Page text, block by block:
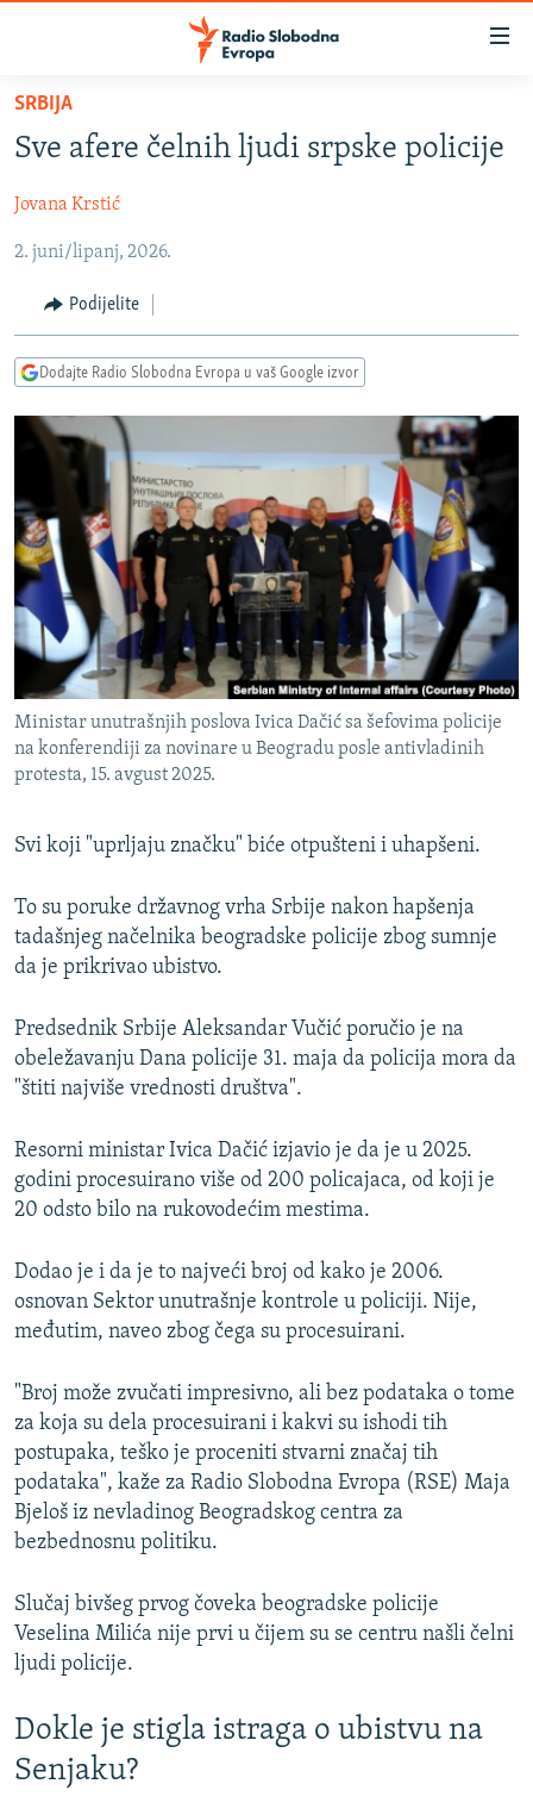
Pređite
glavni
Pređite
na
navigaciju
Pređite
na
pretragu
SRBIJA
KOSOVO
CRNA GORA
VIZUELNO
VIDEO
FOTOGALERIJE
INFOGRAFIKE
PODCASTI
RAT U UKRAJINI
KINA NA BALKANU
RSE PRIČE IZ SVIJETA
ISPRIČAJ MI
DNEVNO@RSE
SPECIJALI RSE
VIŠE OD NASLOVA
GENOCID U SREBRENICI
POPLAVE I KLIZIŠTA U BIH 2024.
POST SCRIPTUM
MOJA EVROPA
TRI DECENIJE OD RATA U BIH
SVE KARTE DEJTONA
NASTANAK I RASPAD JUGOSLAVIJE
PRATITE NAS
SRBIJA
Sve afere čelnih ljudi srpske policije
Jovana Krstić
2. juni/lipanj, 2026.
Podijelite
Dodajte Radio Slobodna Evropa u vaš Google izvor
Ministar unutrašnjih poslova Ivica Dačić sa šefovima policije
na konferendiji za novinare u Beogradu posle antivladinih
protesta, 15. avgust 2025.
Svi koji "uprljaju značku" biće otpušteni i uhapšeni.
To su poruke državnog vrha Srbije nakon hapšenja
tadašnjeg načelnika beogradske policije zbog sumnje
da je prikrivao ubistvo.
Predsednik Srbije Aleksandar Vučić poručio je na
obeležavanju Dana policije 31. maja da policija mora da
"štiti najviše vrednosti društva".
Resorni ministar Ivica Dačić izjavio je da je u 2025.
godini procesuirano više od 200 policajaca, od koji je
20 odsto bilo na rukovodećim mestima.
Dodao je i da je to najveći broj od kako je 2006.
osnovan Sektor unutrašnje kontrole u policiji. Nije,
međutim, naveo zbog čega su procesuirani.
"Broj može zvučati impresivno, ali bez podataka o tome
za koja su dela procesuirani i kakvi su ishodi tih
postupaka, teško je proceniti stvarni značaj tih
podataka", kaže za Radio Slobodna Evropa (RSE) Maja
Bjeloš iz nevladinog Beogradskog centra za
bezbednosnu politiku.
Slučaj bivšeg prvog čoveka beogradske policije
Veselina Milića nije prvi u čijem su se centru našli čelni
ljudi policije.
Dokle je stigla istraga o ubistvu na
Senjaku?